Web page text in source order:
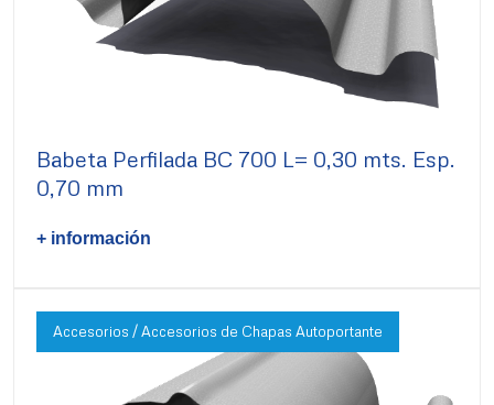
Babeta Perfilada BC 700 L= 0,30 mts. Esp.
0,70 mm
+ información
Accesorios / Accesorios de Chapas Autoportante